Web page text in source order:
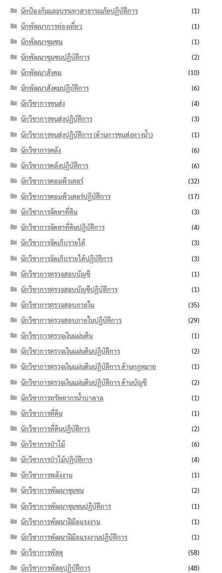
นักป้องกันและบรรเทาสาธารณภัยปฏิบัติการ
(1)
นักพัฒนาการท่องเที่ยว
(1)
นักพัฒนาชุมชน
(1)
นักพัฒนาชุมชนปฏิบัติการ
(2)
นักพัฒนาสังคม
(10)
นักพัฒนาสังคมปฏิบัติการ
(6)
นักวิชาการขนส่ง
(4)
นักวิชาการขนส่งปฏิบัติการ
(3)
นักวิชาการขนส่งปฏิบัติการ (ด้านการขนส่งทางน้ำ)
(1)
นักวิชาการคลัง
(6)
นักวิชาการคลังปฏิบัติการ
(6)
นักวิชาการคอมพิวเตอร์
(32)
นักวิชาการคอมพิวเตอร์ปฏิบัติการ
(17)
นักวิชาการจัดหาที่ดิน
(3)
นักวิชาการจัดหาที่ดินปฏิบัติการ
(4)
นักวิชาการจัดเก็บรายได้
(3)
นักวิชาการจัดเก็บรายได้ปฏิบัติการ
(3)
นักวิชาการตรวจสอบบัญชี
(1)
นักวิชาการตรวจสอบบัญชีปฏิบัติการ
(1)
นักวิชาการตรวจสอบภายใน
(35)
นักวิชาการตรวจสอบภายในปฏิบัติการ
(29)
นักวิชาการตรวจเงินแผ่นดิน
(1)
นักวิชาการตรวจเงินแผ่นดินปฏิบัติการ
(2)
นักวิชาการตรวจเงินแผ่นดินปฏิบัติการ ด้านกฎหมาย
(1)
นักวิชาการตรวจเงินแผ่นดินปฏิบัติการ ด้านบัญชี
(2)
นักวิชาการทรัพยากรน้ำบาดาล
(1)
นักวิชาการที่ดิน
(1)
นักวิชาการที่ดินปฏิบัติการ
(2)
นักวิชาการป่าไม้
(6)
นักวิชาการป่าไม้ปฏิบัติการ
(4)
นักวิชาการพลังงาน
(1)
นักวิชาการพัฒนาชุมชน
(2)
นักวิชาการพัฒนาชุมชนปฏิบัติการ
(1)
นักวิชาการพัฒนาฝีมือแรงงาน
(1)
นักวิชาการพัฒนาฝีมือแรงงานปฏิบัติการ
(1)
นักวิชาการพัสดุ
(58)
นักวิชาการพัสดุปฏิบัติการ
(48)